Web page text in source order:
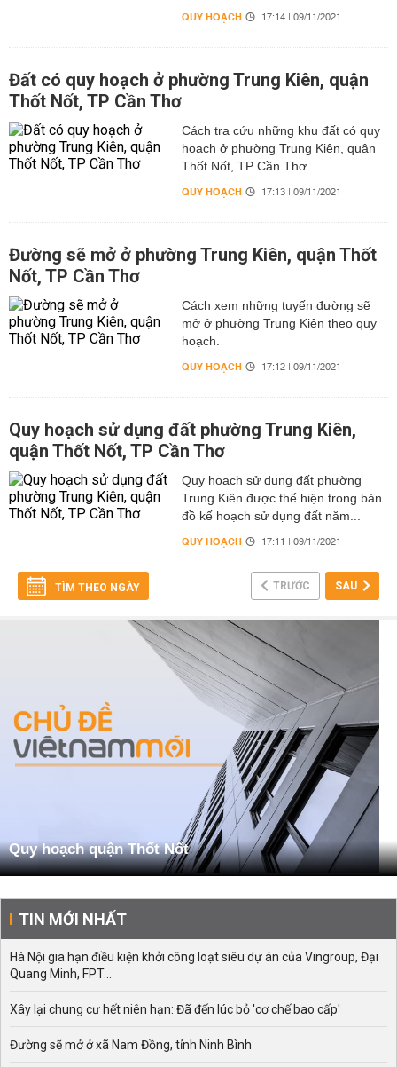
QUY HOẠCH 17:14 | 09/11/2021
Đất có quy hoạch ở phường Trung Kiên, quận
Thốt Nốt, TP Cần Thơ
Cách tra cứu những khu đất có quy
hoạch ở phường Trung Kiên, quận
Thốt Nốt, TP Cần Thơ.
QUY HOẠCH 17:13 | 09/11/2021
Đường sẽ mở ở phường Trung Kiên, quận Thốt
Nốt, TP Cần Thơ
Cách xem những tuyến đường sẽ
mở ở phường Trung Kiên theo quy
hoạch.
QUY HOẠCH 17:12 | 09/11/2021
Quy hoạch sử dụng đất phường Trung Kiên,
quận Thốt Nốt, TP Cần Thơ
Quy hoạch sử dụng đất phường
Trung Kiên được thể hiện trong bản
đồ kế hoạch sử dụng đất năm...
QUY HOẠCH 17:11 | 09/11/2021
TÌM THEO NGÀY TRƯỚC SAU
Quy hoạch quận Thốt Nốt
TIN MỚI NHẤT
Hà Nội gia hạn điều kiện khởi công loạt siêu dự án của Vingroup, Đại
Quang Minh, FPT...
Xây lại chung cư hết niên hạn: Đã đến lúc bỏ 'cơ chế bao cấp'
Đường sẽ mở ở xã Nam Đồng, tỉnh Ninh Bình